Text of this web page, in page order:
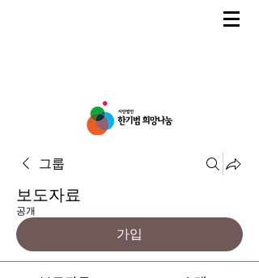
그룹
보도자료
공개
가입